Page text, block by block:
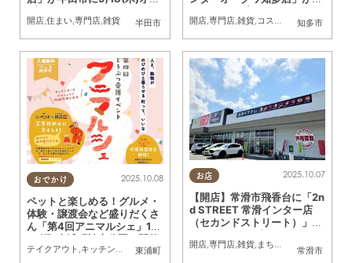
半田市
開店,住まい,専門店,雑貨 知多市
開店,専門店,雑貨,コスパ抜群 ,ワンコイン
おでかけ
東浦町
2025.10.08
ペットと楽しめる！グルメ・
体験・譲渡会など盛りだくさ
ん「第4回アニマルシェ」10/
19(日)東浦町於大公園で開催
テイクアウト キッチンカー 雑貨,イベント ,家族,ペット
お店
常滑市
2025.10.07
【開店】常滑市飛香台に「2n
d STREET 常滑インター店
（セカンドストリート）」が
開店,専門店,雑貨, まちネタ リサイクルシ